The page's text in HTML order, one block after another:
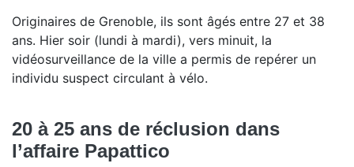
Originaires de Grenoble, ils sont âgés entre 27 et 38
ans. Hier soir (lundi à mardi), vers minuit, la
vidéosurveillance de la ville a permis de repérer un
individu suspect circulant à vélo.
20 à 25 ans de réclusion dans
l’affaire Papattico